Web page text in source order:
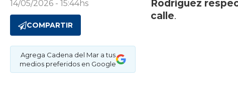
14/05/2026 - 15:44hs
COMPARTIR
Agrega Cadena del Mar a tus
medios preferidos en Google
Rodríguez
calle.